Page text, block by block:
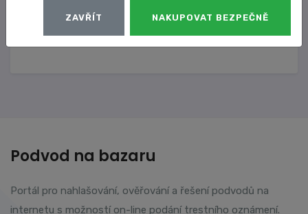
99 30. 01. 2023
Podvod na bazaru
Portál pro nahlašování, ověřování a řešení podvodů na
internetu s možností on-line podání trestního oznámení.
ZAVŘÍT NAKUPOVAT BEZPEČNĚ